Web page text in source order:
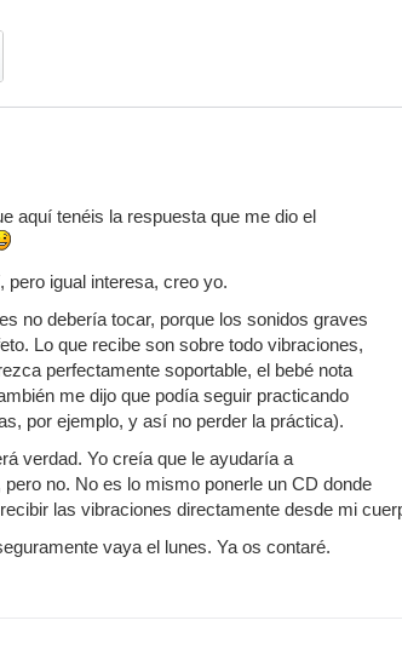
aquí tenéis la respuesta que me dio el
igual interesa, creo yo.
no debería tocar, porque los sonidos graves
Lo que recibe son sobre todo vibraciones,
perfectamente soportable, el bebé nota
me dijo que podía seguir practicando
por ejemplo, y así no perder la práctica).
verdad. Yo creía que le ayudaría a
no. No es lo mismo ponerle un CD donde
las vibraciones directamente desde mi
vaya el lunes. Ya os contaré.